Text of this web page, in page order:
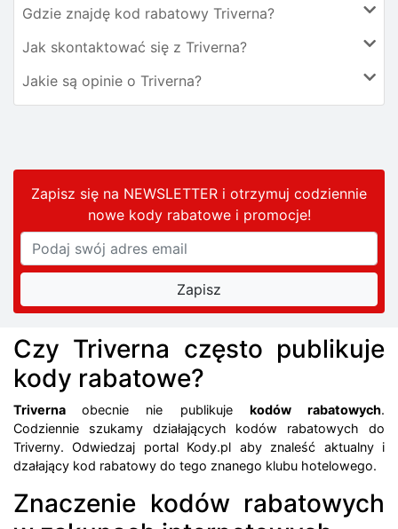
Gdzie znajdę kod rabatowy Triverna?
Jak skontaktować się z Triverna?
Jakie są opinie o Triverna?
Zapisz się na NEWSLETTER i otrzymuj codziennie
nowe kody rabatowei promocje!
Czy Triverna często publikuje
kody rabatowe?
Trivernaobecnie nie publikuje kodów rabatowych.
Codziennie szukamy działających kodów rabatowych do
Triverny. Odwiedzaj portal Kody.pl aby znaleść aktualny i
dzałający kod rabatowy do tego znanego klubu hotelowego.
Znaczenie kodów rabatowych